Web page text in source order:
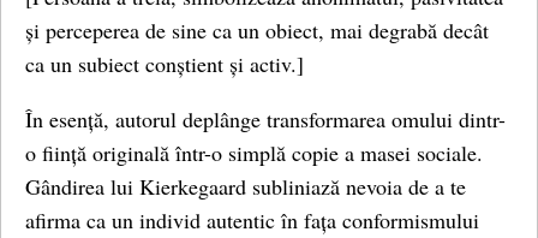
și perceperea de sine ca un obiect, mai degrabă decât
ca un subiect conștient și activ.]
În esență, autorul deplânge transformarea omului dintr-
o ființă originală într-o simplă copie a masei sociale.
Gândirea lui Kierkegaard subliniază nevoia de a te
afirma ca un individ autentic în fața conformismului